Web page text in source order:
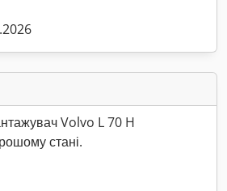
Volvo L 70 H
стані.